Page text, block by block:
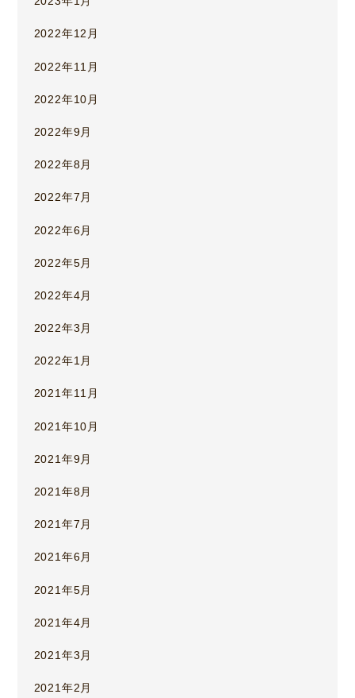
2022年12月
2022年11月
2022年10月
2022年9月
2022年8月
2022年7月
2022年6月
2022年5月
2022年4月
2022年3月
2022年1月
2021年11月
2021年10月
2021年9月
2021年8月
2021年7月
2021年6月
2021年5月
2021年4月
2021年3月
2021年2月